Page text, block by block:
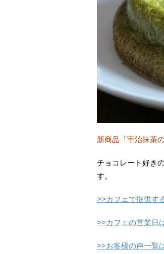
新商品「宇治抹茶
チョコレート好き
す。
>>カフェで提供す
>>カフェの営業日
>>お客様の声一覧